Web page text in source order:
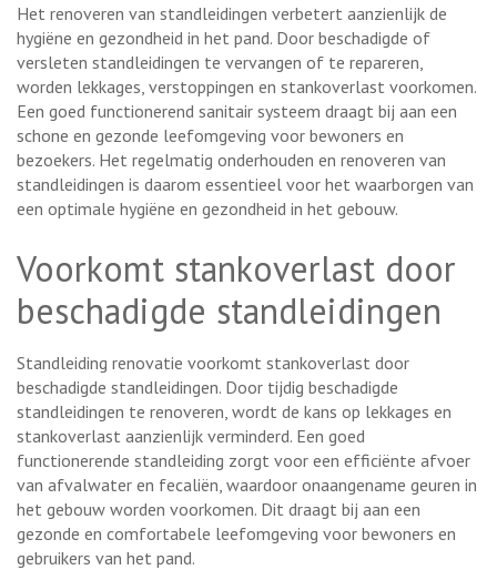
Het renoveren van standleidingen verbetert aanzienlijk de
hygiëne en gezondheid in het pand. Door beschadigde of
versleten standleidingen te vervangen of te repareren,
worden lekkages, verstoppingen en stankoverlast voorkomen.
Een goed functionerend sanitair systeem draagt bij aan een
schone en gezonde leefomgeving voor bewoners en
bezoekers. Het regelmatig onderhouden en renoveren van
standleidingen is daarom essentieel voor het waarborgen van
een optimale hygiëne en gezondheid in het gebouw.
Voorkomt stankoverlast door
beschadigde standleidingen
Standleiding renovatie voorkomt stankoverlast door
beschadigde standleidingen. Door tijdig beschadigde
standleidingen te renoveren, wordt de kans op lekkages en
stankoverlast aanzienlijk verminderd. Een goed
functionerende standleiding zorgt voor een efficiënte afvoer
van afvalwater en fecaliën, waardoor onaangename geuren in
het gebouw worden voorkomen. Dit draagt bij aan een
gezonde en comfortabele leefomgeving voor bewoners en
gebruikers van het pand.